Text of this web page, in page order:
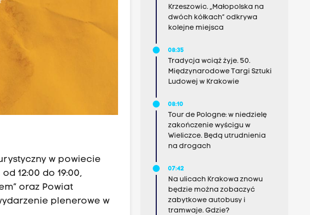
w powiecie
12:00 do 19:00,
oraz Powiat
plenerowe w
Krzeszowic. „Małopolska na
dwóch kółkach” odkrywa
kolejne miejsca
08:35
Tradycja wciąż żyje. 50.
Międzynarodowe Targi Sztuki
Ludowej w Krakowie
08:10
Tour de Pologne: w niedzielę
zakończenie wyścigu w
Wieliczce. Będą utrudnienia
na drogach
07:42
Na ulicach Krakowa znowu
będzie można zobaczyć
zabytkowe autobusy i
tramwaje. Gdzie?